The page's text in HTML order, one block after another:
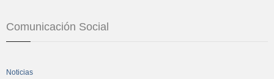
Comunicación Social
Noticias